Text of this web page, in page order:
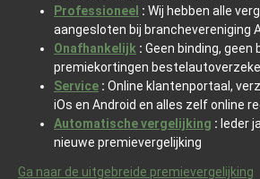
Professioneel : Wij hebben alle
aangesloten bij branchevereniging
Onafhankelijk : Geen binding, geen
premiekortingen
Service : Online klantenportaal,
iOs en Android en alles zelf online
Automatische vergelijking : Ieder
nieuwe premievergelijking
Ga naar de uitgebreide premievergelijking